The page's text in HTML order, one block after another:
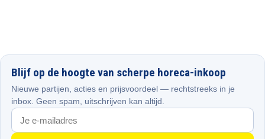
Blijf op de hoogte van scherpe horeca-inkoop
Nieuwe partijen, acties en prijsvoordeel — rechtstreeks in je
inbox. Geen spam, uitschrijven kan altijd.